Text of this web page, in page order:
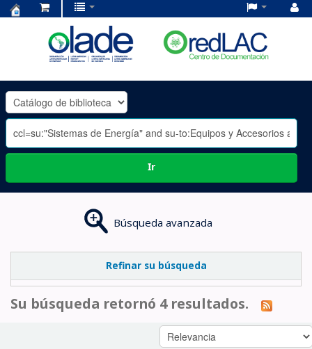
OLADE
-
Ir
Búsqueda avanzada
Refinar su búsqueda
Su búsqueda retornó 4 resultados.